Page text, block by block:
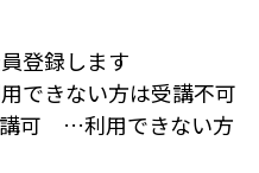
登録します
きない方は受講不可
講可 …利用できない方